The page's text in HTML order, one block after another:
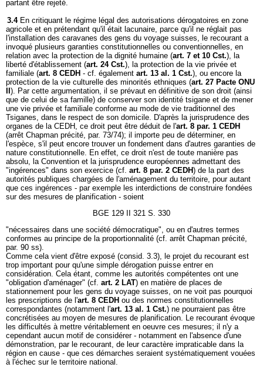
partant être rejeté.
3.4 En critiquant le régime légal des autorisations dérogatoires en zone
agricole et en prétendant qu'il était lacunaire, parce qu'il ne réglait pas
l'installation des caravanes des gens du voyage suisses, le recourant a
invoqué plusieurs garanties constitutionnelles ou conventionnelles, en
relation avec la protection de la dignité humaine (art. 7 et 10 Cst.), la
liberté d'établissement (art. 24 Cst.), la protection de la vie privée et
familiale (art. 8 CEDH - cf. également art. 13 al. 1 Cst.), ou encore la
protection de la vie culturelle des minorités ethniques (art. 27 Pacte ONU
). Par cette argumentation, il se prévaut en définitive de son droit (ainsi
que de celui de sa famille) de conserver son identité tsigane et de mener
une vie privée et familiale conforme au mode de vie traditionnel des
Tsiganes, dans le respect de son domicile. D'après la jurisprudence des
organes de la CEDH, ce droit peut être déduit de l'art. 8 par. 1 CEDH
(arrêt Chapman précité, par. 73/74); il importe peu de déterminer, en
l'espèce, s'il peut encore trouver un fondement dans d'autres garanties de
nature constitutionnelle. En effet, ce droit n'est de toute manière pas
absolu, la Convention et la jurisprudence européennes admettant des
"ingérences" dans son exercice (cf. art. 8 par. 2 CEDH) de la part des
autorités publiques chargées de l'aménagement du territoire, pour autant
que ces ingérences - par exemple les interdictions de construire fondées
sur des mesures de planification - soient
BGE 129 II 321 S. 330
"nécessaires dans une société démocratique", ou en d'autres termes
conformes au principe de la proportionnalité (cf. arrêt Chapman précité,
par. 90 ss).
Comme cela vient d'être exposé (consid. 3.3), le projet du recourant est
trop important pour qu'une simple dérogation puisse entrer en
considération. Cela étant, comme les autorités compétentes ont une
"obligation d'aménager" (cf. art. 2 LAT) en matière de places de
stationnement pour les gens du voyage suisses, on ne voit pas pourquoi
les prescriptions de l'art. 8 CEDH ou des normes constitutionnelles
correspondantes (notamment l'art. 13 al. 1 Cst.) ne pourraient pas être
concrétisées au moyen de mesures de planification. Le recourant évoque
les difficultés à mettre véritablement en oeuvre ces mesures; il n'y a
cependant aucun motif de considérer - notamment en l'absence d'une
démonstration, par le recourant, de leur caractère impraticable dans la
région en cause - que ces démarches seraient systématiquement vouées
à l'échec sur le territoire national.